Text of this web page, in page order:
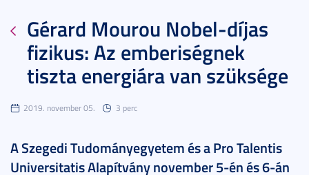
Gérard Mourou Nobel-díjas
fizikus: Az emberiségnek
tiszta energiára van szüksége
2019. november 05. 3 perc
A Szegedi Tudományegyetem és a Pro Talentis
Universitatis Alapítvány november 5-én és 6-án